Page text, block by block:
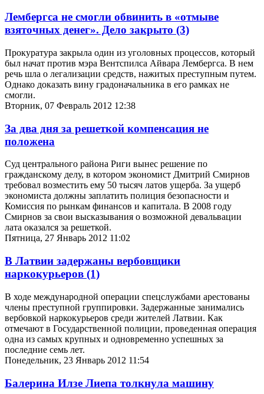
Лембергса не смогли обвинить в «отмыве
взяточных денег». Дело закрыто (3)
Прокуратура закрыла один из уголовных процессов, который
был начат против мэра Вентспилса Айвара Лембергса. В нем
речь шла о легализации средств, нажитых преступным путем.
Однако доказать вину градоначальника в его рамках не
смогли.
Вторник, 07 Февраль 2012 12:38
За два дня за решеткой компенсация не
положена
Суд центрального района Риги вынес решение по
гражданскому делу, в котором экономист Дмитрий Смирнов
требовал возместить ему 50 тысяч латов ущерба. За ущерб
экономиста должны заплатить полиция безопасности и
Комиссия по рынкам финансов и капитала. В 2008 году
Смирнов за свои высказывания о возможной девальвации
лата оказался за решеткой.
Пятница, 27 Январь 2012 11:02
В Латвии задержаны вербовщики
наркокурьеров (1)
В ходе международной операции спецслужбами арестованы
члены преступной группировки. Задержанные занимались
вербовкой наркокурьеров среди жителей Латвии. Как
отмечают в Государственной полиции, проведенная операция
одна из самых крупных и одновременно успешных за
последние семь лет.
Понедельник, 23 Январь 2012 11:54
Балерина Илзе Лиепа толкнула машину